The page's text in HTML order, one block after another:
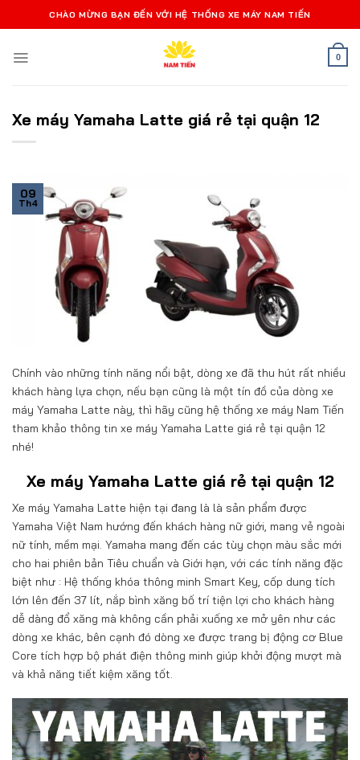
qua
dung
CHÀO MỪNG BẠN ĐẾN VỚI HỆ THỐNG XE MÁY NAM TIẾN
0
Xe máy Yamaha Latte giá rẻ tại quận 12
09
Th4
Chính vào những tính năng nổi bật, dòng xe đã thu hút rất nhiều
khách hàng lựa chọn, nếu bạn cũng là một tín đồ của dòng xe
máy Yamaha Latte này, thì hãy cũng hệ thống xe máy Nam Tiến
tham khảo thông tin xe máy Yamaha Latte giá rẻ tại quận 12
nhé!
Xe máy Yamaha Latte giá rẻ tại quận 12
Xe máy Yamaha Latte hiện tại đang là là sản phẩm được
Yamaha Việt Nam hướng đến khách hàng nữ giới, mang vẻ ngoài
nữ tính, mềm mại. Yamaha mang đến các tùy chọn màu sắc mới
cho hai phiên bản Tiêu chuẩn và Giới hạn, với các tính năng đặc
biệt như : Hệ thống khóa thông minh Smart Key, cốp dung tích
lớn lên đến 37 lít, nắp bình xăng bố trí tiện lợi cho khách hàng
dễ dàng đổ xăng mà không cần phải xuống xe mở yên như các
dòng xe khác, bên cạnh đó dòng xe được trang bị động cơ Blue
Core tích hợp bộ phát điện thông minh giúp khởi động mượt mà
và khả năng tiết kiệm xăng tốt.